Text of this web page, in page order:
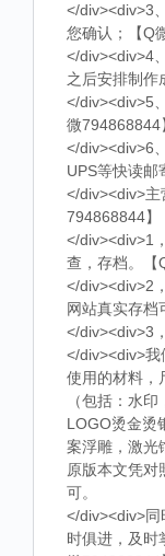
</div><div>3
您确认；【Q
</div><div>4
之后安排制作
</div><div>5
微794868844
</div><div>6
UPS等快读邮
</div><div>
794868844】
</div><div>1
查，存档。【
</div><div>2
网站真实存档
</div><div>3
</div><div>
使用的材料，
（包括：水
LOGO烫金烫
案浮雕，激光
原版本文凭对
可。
</div><div>
时俱进，及时